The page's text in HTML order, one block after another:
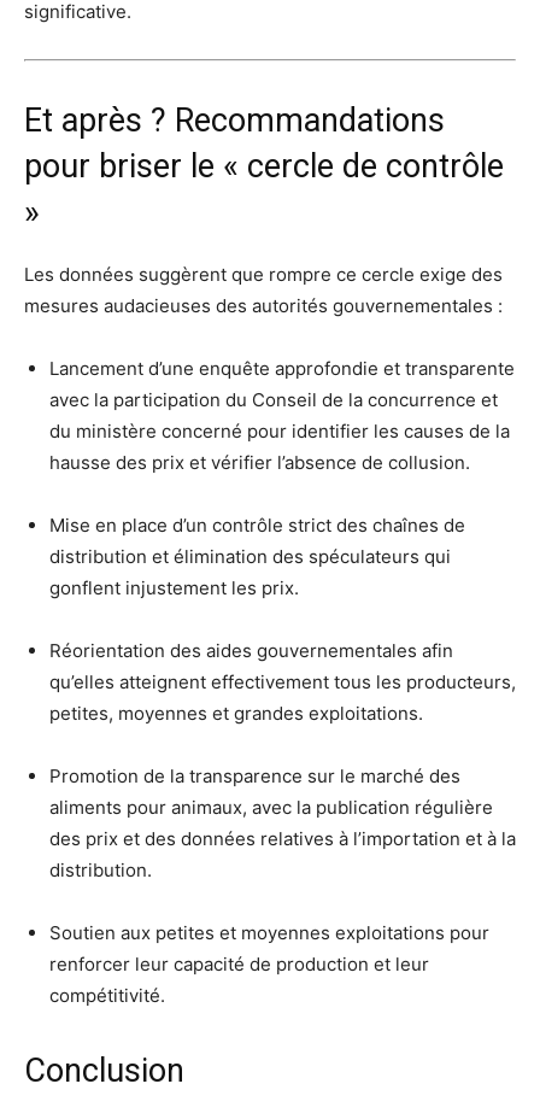
significative.
Et après ? Recommandations
pour briser le « cercle de contrôle
»
Les données suggèrent que rompre ce cercle exige des
mesures audacieuses des autorités gouvernementales :
Lancement d’une enquête approfondie et transparente
avec la participation du Conseil de la concurrence et
du ministère concerné pour identifier les causes de la
hausse des prix et vérifier l’absence de collusion.
Mise en place d’un contrôle strict des chaînes de
distribution et élimination des spéculateurs qui
gonflent injustement les prix.
Réorientation des aides gouvernementales afin
qu’elles atteignent effectivement tous les producteurs,
petites, moyennes et grandes exploitations.
Promotion de la transparence sur le marché des
aliments pour animaux, avec la publication régulière
des prix et des données relatives à l’importation et à la
distribution.
Soutien aux petites et moyennes exploitations pour
renforcer leur capacité de production et leur
compétitivité.
Conclusion